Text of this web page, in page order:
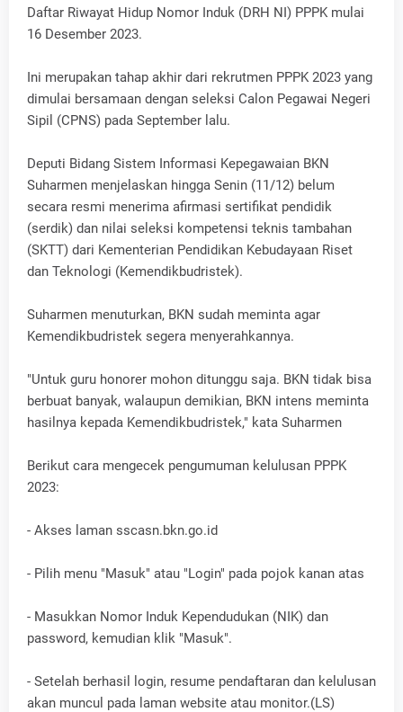
Daftar Riwayat Hidup Nomor Induk (DRH NI) PPPK mulai
16 Desember 2023.
Ini merupakan tahap akhir dari rekrutmen PPPK 2023 yang
dimulai bersamaan dengan seleksi Calon Pegawai Negeri
Sipil (CPNS) pada September lalu.
Deputi Bidang Sistem Informasi Kepegawaian BKN
Suharmen menjelaskan hingga Senin (11/12) belum
secara resmi menerima afirmasi sertifikat pendidik
(serdik) dan nilai seleksi kompetensi teknis tambahan
(SKTT) dari Kementerian Pendidikan Kebudayaan Riset
dan Teknologi (Kemendikbudristek).
Suharmen menuturkan, BKN sudah meminta agar
Kemendikbudristek segera menyerahkannya.
"Untuk guru honorer mohon ditunggu saja. BKN tidak bisa
berbuat banyak, walaupun demikian, BKN intens meminta
hasilnya kepada Kemendikbudristek," kata Suharmen
Berikut cara mengecek pengumuman kelulusan PPPK
2023:
- Akses laman sscasn.bkn.go.id
- Pilih menu "Masuk" atau "Login" pada pojok kanan atas
- Masukkan Nomor Induk Kependudukan (NIK) dan
password, kemudian klik "Masuk".
- Setelah berhasil login, resume pendaftaran dan kelulusan
akan muncul pada laman website atau monitor.(LS)